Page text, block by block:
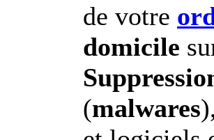
de votre
domicile
(malwares